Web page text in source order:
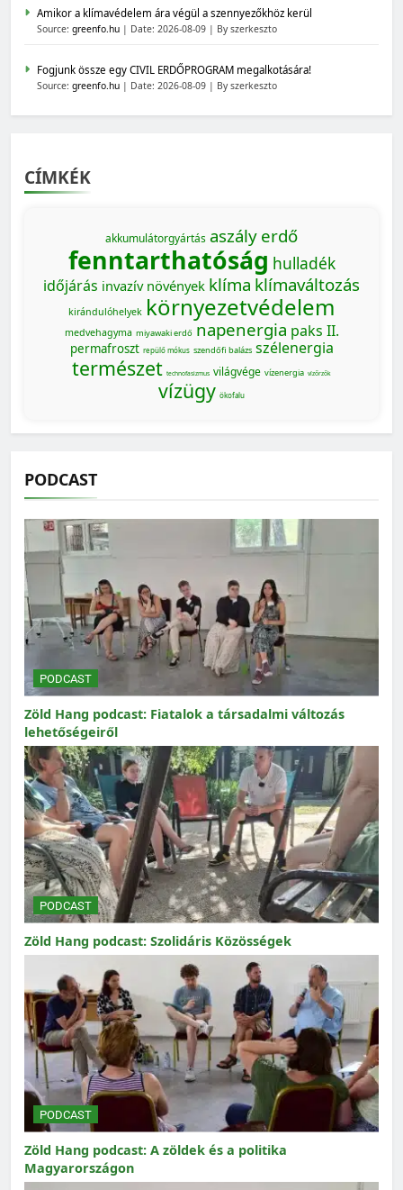
Amikor a klímavédelem ára végül a szennyezőkhöz kerül
Source: greenfo.hu Date: 2026-08-09 By szerkeszto
Fogjunk össze egy CIVIL ERDŐPROGRAM megalkotására!
Source: greenfo.hu Date: 2026-08-09 By szerkeszto
CÍMKÉK
akkumulátorgyártás aszály erdő
fenntarthatóság hulladék
időjárás invazív növények klíma klímaváltozás
kirándulóhelyek környezetvédelem
medvehagyma miyawaki erdő napenergia paks II.
permafroszt repülő mókus szendőfi balázs szélenergia
természet technofasizmus világvége vízenergia vízőrzők
vízügy ökofalu
PODCAST
PODCAST
Zöld Hang podcast: Fiatalok a társadalmi változás
lehetőségeiről
PODCAST
Zöld Hang podcast: Szolidáris Közösségek
PODCAST
Zöld Hang podcast: A zöldek és a politika
Magyarországon